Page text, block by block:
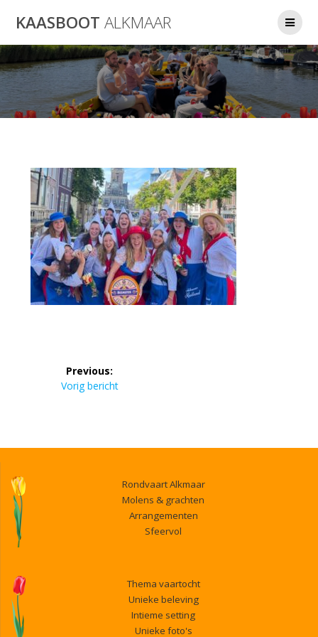
naar
inhoud
KAASBOOT ALKMAAR
Bericht
navigatie
Previous:
Previous
Vorig bericht
Rondvaart Alkmaar
Molens & grachten
Arrangementen
Sfeervol
Thema vaartocht
Unieke beleving
Intieme setting
Unieke foto's